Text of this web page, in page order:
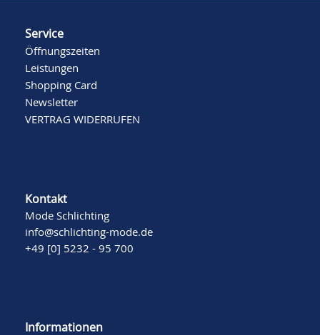
Service
Öffnungszeiten
Leistungen
Shopping Card
Newsletter
VERTRAG WIDERRUFEN
Kontakt
Mode Schlichting
info@schlichting-mode.de
+49 [0] 5232 - 95 700
Informationen